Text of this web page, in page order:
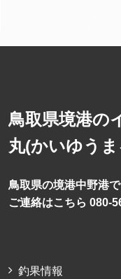
鳥取県境港の
丸(かいゆう
鳥取県の境港中野港
ご連絡はこちら 080-
釣果情報